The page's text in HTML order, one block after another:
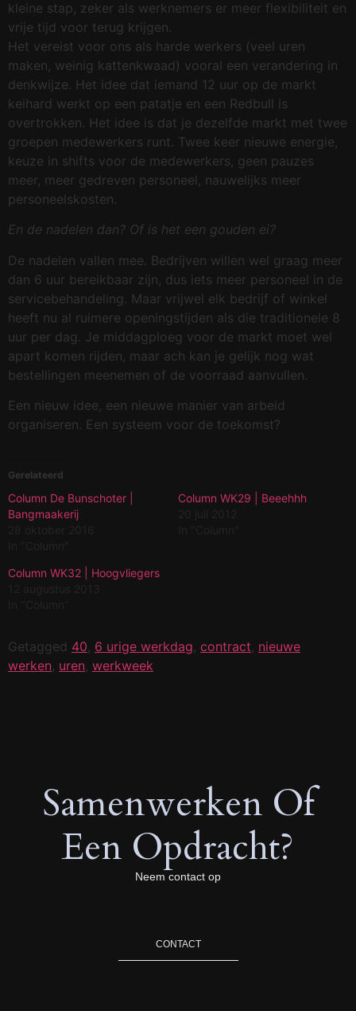
kleine stap, zeker als werknemers er meer flexibiliteit en
vrije tijd voor terug krijgen.
Het vereist voor ons als harde werkers (veel uren
maken, weinig kattenkwaad) vooral een verandering in
denkwijze. Het idee dat iemand 12 uur op de markt
keihard werkt op een patatje en een Redbull is
overtrokken. Het idee is dat je dezelfde markt met twee
groepen medewerkers runt. Twee keer nieuwe energie,
keuze in shifts voor de medewerkers, geen pauzes
meer, meer gedreven personeel, nauwelijks meer
personeelskosten.
En de nadelen dan? Of is het een gouden ei?
De nadelen vallen mee. Bedrijven willen wel graag meer
dan 6 uur bereikbaar zijn, dus iets meer personeel in de
servicebehandeling. Maar vrijwel elk bedrijf of winkel
heeft nu al ruimere openingstijden als die traditionele 8
uur per dag. Je middagploeg voor de markt moet wel
apart komen rijden, maar ach kan je gelijk nog wat
bestellingen meenemen of de voorraad aanvullen.
Een nieuw idee, een nieuwe manier van arbeid
organiseren. Een systeem voor de toekomst?
Gerelateerd
Column De Bunschoter |
Bangmaakerij
Column WK29 | Beeehhh
Column WK32 | Hoogvliegers
Getagged 40, 6 urige werkdag, contract, nieuwe
werken, uren, werkweek
Samenwerken Of
Een Opdracht?
Neem contact op
CONTACT